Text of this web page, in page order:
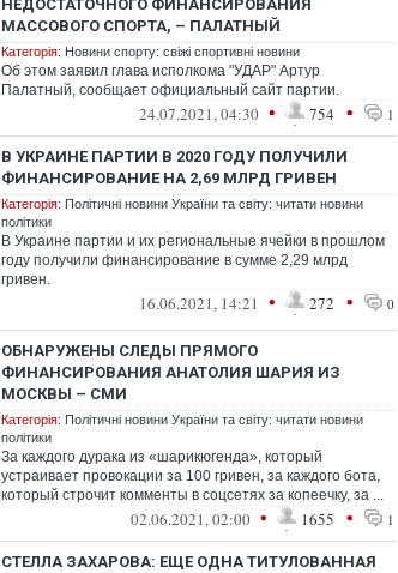
НЕДОСТАТОЧНОГО ФИНАНСИРОВАНИЯ
МАССОВОГО СПОРТА, – ПАЛАТНЫЙ
Категорія: Новини спорту: свіжі спортивні новини
Об этом заявил глава исполкома "УДАР" Артур
Палатный, сообщает официальный сайт партии.
24.07.2021, 04:30 • 754 • 1
В УКРАИНЕ ПАРТИИ В 2020 ГОДУ ПОЛУЧИЛИ
ФИНАНСИРОВАНИЕ НА 2,69 МЛРД ГРИВЕН
Категорія: Політичні новини України та світу: читати новини
політики
В Украине партии и их региональные ячейки в прошлом
году получили финансирование в сумме 2,29 млрд
гривен.
16.06.2021, 14:21 • 272 • 0
ОБНАРУЖЕНЫ СЛЕДЫ ПРЯМОГО
ФИНАНСИРОВАНИЯ АНАТОЛИЯ ШАРИЯ ИЗ
МОСКВЫ – СМИ
Категорія: Політичні новини України та світу: читати новини
політики
За каждого дурака из «шарикюгенда», который
устраивает провокации за 100 гривен, за каждого бота,
который строчит комменты в соцсетях за копеечку, за ...
02.06.2021, 02:00 • 1655 • 1
СТЕЛЛА ЗАХАРОВА: ЕЩЕ ОДНА ТИТУЛОВАННАЯ